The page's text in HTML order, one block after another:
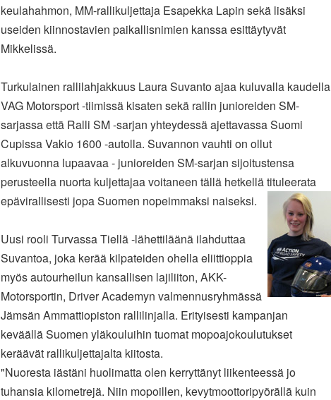
keulahahmon, MM-rallikuljettaja Esapekka Lapin sekä lisäksi
useiden kiinnostavien paikallisnimien kanssa esittäytyvät
Mikkelissä.
Turkulainen rallilahjakkuus Laura Suvanto ajaa kuluvalla kaudella
VAG Motorsport -tiimissä kisaten sekä rallin junioreiden SM-
sarjassa että Ralli SM -sarjan yhteydessä ajettavassa Suomi
Cupissa Vakio 1600 -autolla. Suvannon vauhti on ollut
alkuvuonna lupaavaa - junioreiden SM-sarjan sijoitustensa
perusteella nuorta kuljettajaa voitaneen tällä hetkellä tituleerata
epävirallisesti jopa Suomen nopeimmaksi naiseksi.
Uusi rooli Turvassa Tiellä -lähettiläänä ilahduttaa
Suvantoa, joka kerää kilpateiden ohella eliittioppia
myös autourheilun kansallisen lajiliiton, AKK-
Motorsportin, Driver Academyn valmennusryhmässä
Jämsän Ammattiopiston rallilinjalla. Erityisesti kampanjan
keväällä Suomen yläkouluihin tuomat mopoajokoulutukset
keräävät rallikuljettajalta kiitosta.
"Nuoresta iästäni huolimatta olen kerryttänyt liikenteessä jo
tuhansia kilometrejä. Niin mopoillen, kevytmoottoripyörällä kuin